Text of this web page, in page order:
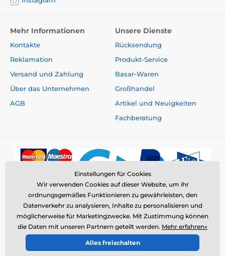
400 mg, Vitamin C 300 mg, Vitamin B1 6 mg, Vitamin
15 mg, Vitamin B6 6 mg, Folsäure 0,8 mg, Vitamin B12
0,06 mg, Biotin 0,8 mg, Cholinchlorid 2 000 mg,
organisches Magnesium 40 mg, organisches Kupfer
16 mg, Jod 0,8 mg, organisches Selen 0,2 mg.
Energiewert:
Technische Spezifikationen können ohne vorherige
Ankündigung geändert werden. Die Bilder dienen nur
Mehr Informationen
Kontakte
Reklamation
Versand und Zahlung
Über das Unternehmen
AGB
Unsere Dienste
Rücksendung
Produkt-Service
Basar-Waren
Großhandel
Artikel und Neuigkeiten
Fachberatung
© 2026 www.elektro-halsbander.de ⦁ E-Shop erstellt von
SIMPLIA.cz
Einstellungen für Cookies
Wir verwenden Cookies auf dieser Website, um ihr
ordnungsgemäßes Funktionieren zu gewährleisten, den
Datenverkehr zu analysieren, Inhalte zu personalisieren und
möglicherweise für Marketingzwecke. Mit Zustimmung können
die Daten mit unseren Partnern geteilt werden. Mehr erfahren»
Alles freischalten